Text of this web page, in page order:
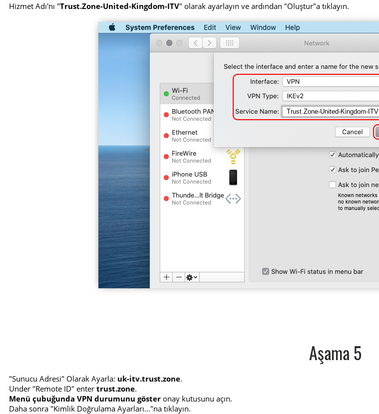
Hizmet Adı'nı "Trust.Zone-United-Kingdom-ITV" olarak ayarlayın ve ardından "Oluştur"a tıklayın.
Trust.Zone-United-Kingdom-ITV
Aşama 5
"Sunucu Adresi" Olarak Ayarla: uk-itv.trust.zone.
Under "Remote ID" entertrust.zone.
Menü çubuğunda VPN durumunu göster onay kutusunu açın.
Daha sonra "Kimlik Doğrulama Ayarları..."na tıklayın.